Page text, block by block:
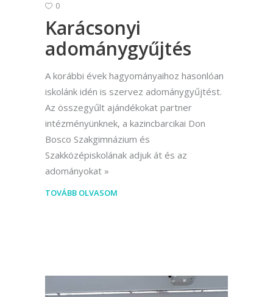
0
Karácsonyi
adománygyűjtés
A korábbi évek hagyományaihoz hasonlóan
iskolánk idén is szervez adománygyűjtést.
Az összegyűlt ajándékokat partner
intézményünknek, a kazincbarcikai Don
Bosco Szakgimnázium és
Szakközépiskolának adjuk át és az
adományokat
TOVÁBB OLVASOM